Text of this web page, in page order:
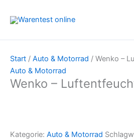
Inhalt
Start / Auto & Motorrad / Wenko –
Auto & Motorrad
Wenko –
Kategorie: Auto & Motorrad